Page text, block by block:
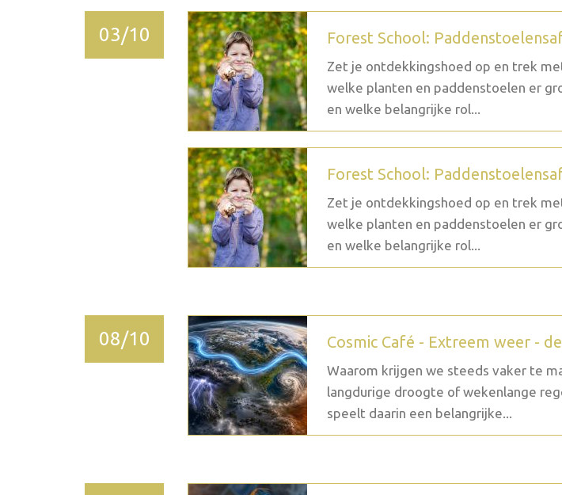
03/10 Forest School:
Zet je ontdekkingshoed op en trek
welke planten en paddenstoelen er
en welke belangrijke rol...
Forest School:
Zet je ontdekkingshoed op en trek
welke planten en paddenstoelen er
en welke belangrijke rol...
08/10 Cosmic Café - Extreem weer -
Waarom krijgen we steeds vaker te
langdurige droogte of wekenlange
speelt daarin een belangrijke...